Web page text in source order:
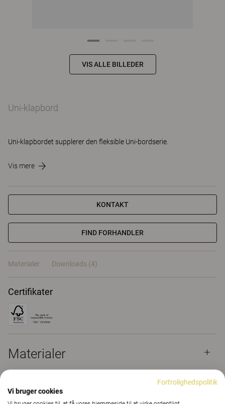
VIS ALLE BILLEDER
Uni-klapbord
Uni-klapbordet supplerer den fleksible Uni-bordserie.
Vis mere
KONTAKT
FIND FORHANDLER
Materialer Downloads (4)
Certifikater
Materialer
Downloads (
Fortrolighedspolitik
Vi bruger cookies